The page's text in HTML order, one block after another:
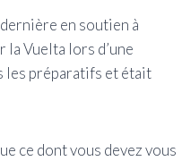
en soutien à
la Vuelta lors d’une
les préparatifs et était
ce dont vous devez vous